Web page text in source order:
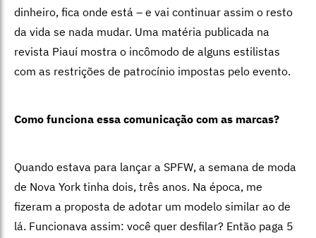
dinheiro, fica onde está – e vai continuar assim o resto
da vida se nada mudar. Uma matéria publicada na
revista Piauí mostra o incômodo de alguns estilistas
com as restrições de patrocínio impostas pelo evento.
Como funciona essa comunicação com as marcas?
Quando estava para lançar a SPFW, a semana de moda
de Nova York tinha dois, três anos. Na época, me
fizeram a proposta de adotar um modelo similar ao de
lá. Funcionava assim: você quer desfilar? Então paga 5